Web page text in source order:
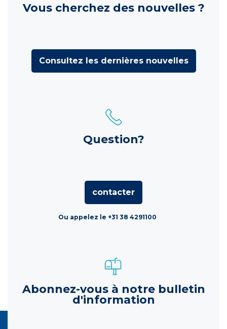
Vous cherchez des nouvelles ?
Consultez les dernières nouvelles
Question?
contacter
Ou appelez le +31 38 4291100
Abonnez-vous à notre bulletin
d'information